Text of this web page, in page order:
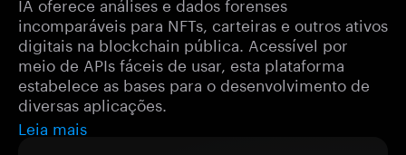
incomparáveis para NFTs, carteiras e outros ativos
digitais na blockchain pública. Acessível por
meio de APIs fáceis de usar, esta plataforma
estabelece as bases para o desenvolvimento de
diversas aplicações.
Leia mais